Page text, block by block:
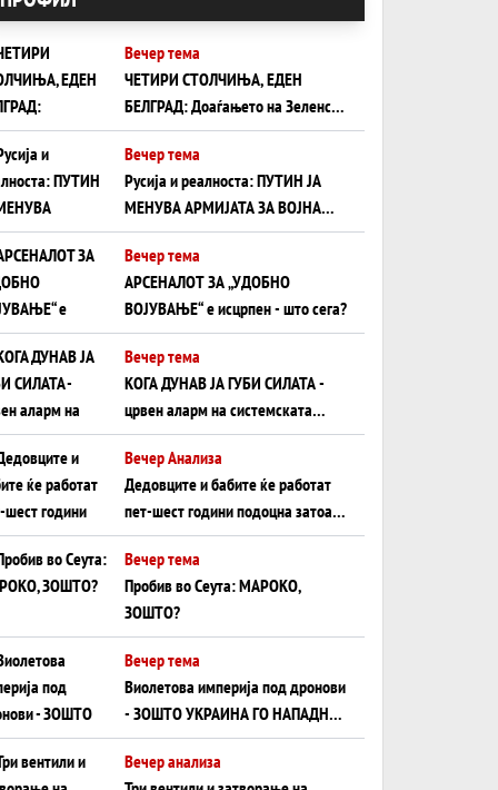
Вечер тема
ЧЕТИРИ СТОЛЧИЊА, ЕДЕН
БЕЛГРАД: Доаѓањето на Зеленски
ги открива тајните на политиката
на балансирање на Вучиќ
Вечер тема
Русија и реалноста: ПУТИН ЈА
МЕНУВА АРМИЈАТА ЗА ВОЈНА
ШТО ОСТАНУВА БЕЗ ФРОНТ
Вечер тема
АРСЕНАЛОТ ЗА „УДОБНО
ВОЈУВАЊЕ“ е исцрпен - што сега?
Вечер тема
КОГА ДУНАВ ЈА ГУБИ СИЛАТА -
црвен аларм на системската
плоча од јужна Германија до
Црното Море...
Вечер Анализа
Дедовците и бабите ќе работат
пет-шест години подоцна затоа
што НЕМААТ ВНУЦИ ДА ГИ
ЗАМЕНАТ
Вечер тема
Пробив во Сеута: МАРОКО,
ЗОШТО?
Вечер тема
Виолетова империја под дронови
- ЗОШТО УКРАИНА ГО НАПАДНА
РУСКИОТ WILDBERRIES
Вечер анализа